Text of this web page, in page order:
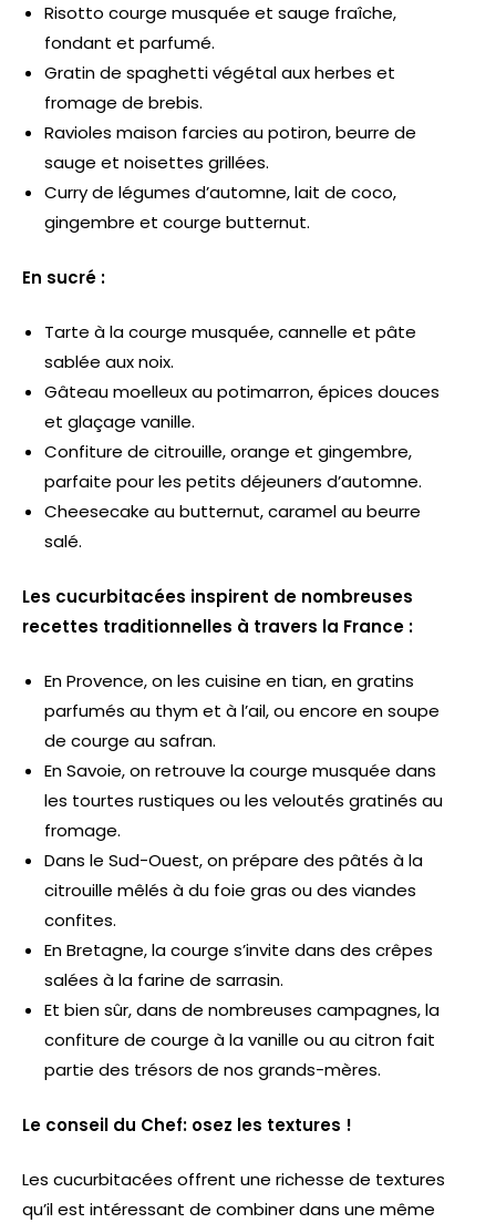
Risotto courge musquée et sauge fraîche,
fondant et parfumé.
Gratin de spaghetti végétal aux herbes et
fromage de brebis.
Ravioles maison farcies au potiron, beurre de
sauge et noisettes grillées.
Curry de légumes d’automne, lait de coco,
gingembre et courge butternut.
En sucré :
Tarte à la courge musquée, cannelle et pâte
sablée aux noix.
Gâteau moelleux au potimarron, épices douces
et glaçage vanille.
Confiture de citrouille, orange et gingembre,
parfaite pour les petits déjeuners d’automne.
Cheesecake au butternut, caramel au beurre
salé.
Les cucurbitacées inspirent de nombreuses
recettes traditionnelles à travers la France :
En Provence, on les cuisine en tian, en gratins
parfumés au thym et à l’ail, ou encore en soupe
de courge au safran.
En Savoie, on retrouve la courge musquée dans
les tourtes rustiques ou les veloutés gratinés au
fromage.
Dans le Sud-Ouest, on prépare des pâtés à la
citrouille mêlés à du foie gras ou des viandes
confites.
En Bretagne, la courge s’invite dans des crêpes
salées à la farine de sarrasin.
Et bien sûr, dans de nombreuses campagnes, la
confiture de courge à la vanille ou au citron fait
partie des trésors de nos grands-mères.
Le conseil du Chef: osez les textures !
Les cucurbitacées offrent une richesse de textures
qu’il est intéressant de combiner dans une même